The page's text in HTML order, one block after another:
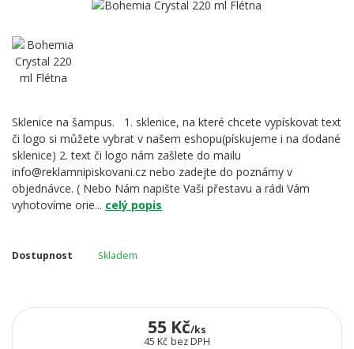
Sklenice na šampus. 1. sklenice, na které chcete vypískovat text
či logo si můžete vybrat v našem eshopu(pískujeme i na dodané
sklenice) 2. text či logo nám zašlete do mailu
info@reklamnipiskovani.cz nebo zadejte do poznámy v
objednávce. ( Nebo Nám napište Vaši přestavu a rádi Vám
vyhotovíme orie... celý popis
Dostupnost Skladem
55 Kč/ks
45 Kč bez DPH